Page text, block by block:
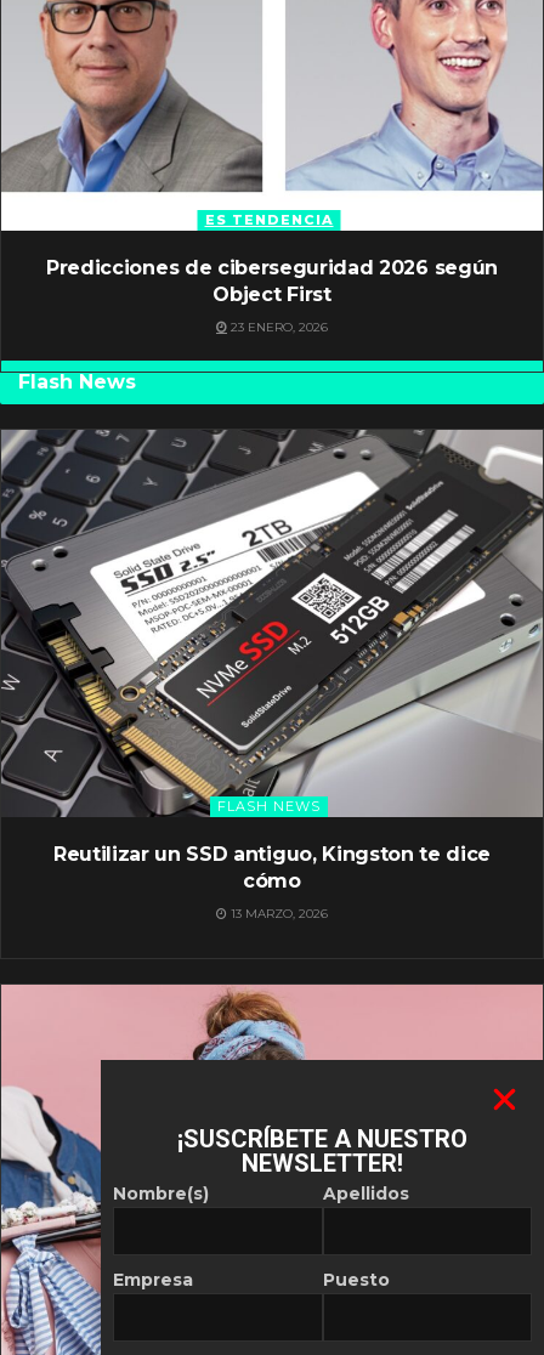
ES TENDENCIA
Predicciones de ciberseguridad 2026 según
Object First
23 ENERO, 2026
Flash News
FLASH NEWS
Reutilizar un SSD antiguo, Kingston te dice
cómo
13 MARZO, 2026
¡SUSCRÍBETE A NUESTRO
NEWSLETTER!
Nombre(s)
Empresa
Apellidos
Puesto